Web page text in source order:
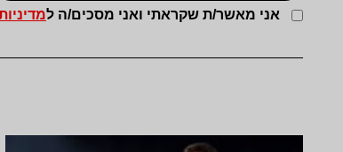
אני מאשר/ת שקראתי ואני מסכים/ה ל